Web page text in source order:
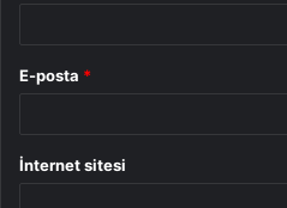
E-posta *
İnternet sitesi